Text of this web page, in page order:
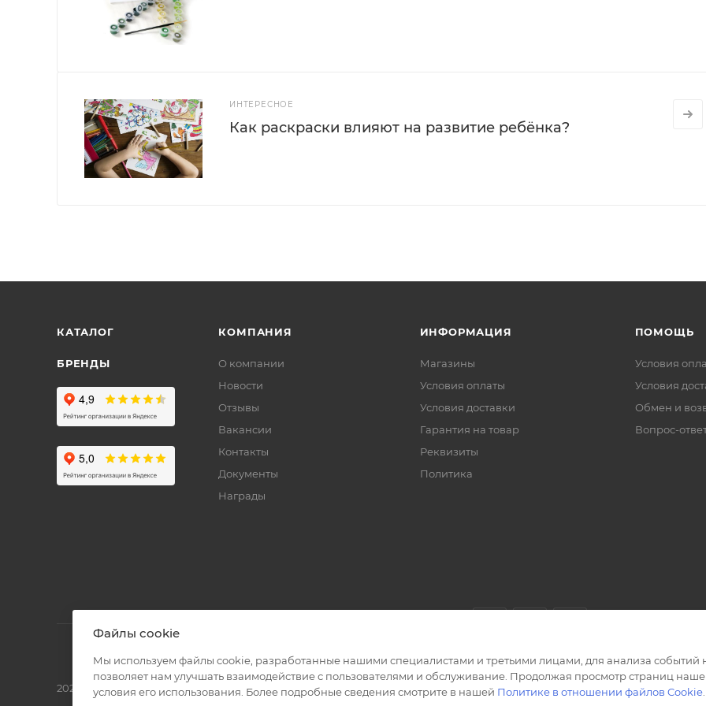
ИНТЕРЕСНОЕ
Как раскраски влияют на развитие ребёнка?
КАТАЛОГ
БРЕНДЫ
КОМПАНИЯ
О компании
Новости
Отзывы
Вакансии
Контакты
Документы
Награды
ИНФОРМАЦИЯ
Магазины
Условия оплаты
Условия доставки
Гарантия на товар
Реквизиты
Политика
ПОМОЩЬ
Условия
Условия
Обмен и
Вопрос-
2026 © Полиграф кит - интернет-магазин
Файлы cookie
Мы используем файлы cookie, разработанные нашими специалистами и третьими лицами, для анализа событий
позволяет нам улучшать взаимодействие с пользователями и обслуживание. Продолжая просмотр страниц
условия его использования. Более подробные сведения смотрите в нашей Политике в отношении файлов Cookie